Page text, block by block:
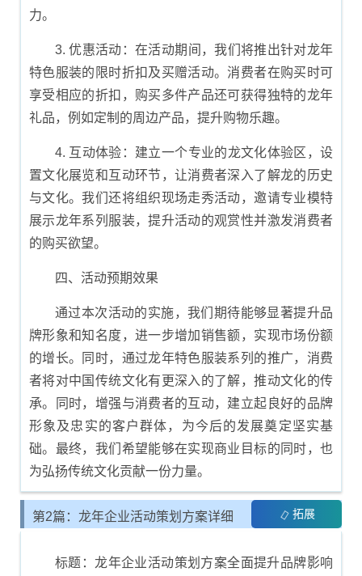
力。
3. 优惠活动：在活动期间，我们将推出针对龙年
特色服装的限时折扣及买赠活动。消费者在购买时可
享受相应的折扣，购买多件产品还可获得独特的龙年
礼品，例如定制的周边产品，提升购物乐趣。
4. 互动体验：建立一个专业的龙文化体验区，设
置文化展览和互动环节，让消费者深入了解龙的历史
与文化。我们还将组织现场走秀活动，邀请专业模特
展示龙年系列服装，提升活动的观赏性并激发消费者
的购买欲望。
四、活动预期效果
通过本次活动的实施，我们期待能够显著提升品
牌形象和知名度，进一步增加销售额，实现市场份额
的增长。同时，通过龙年特色服装系列的推广，消费
者将对中国传统文化有更深入的了解，推动文化的传
承。同时，增强与消费者的互动，建立起良好的品牌
形象及忠实的客户群体，为今后的发展奠定坚实基
础。最终，我们希望能够在实现商业目标的同时，也
为弘扬传统文化贡献一份力量。
第2篇：龙年企业活动策划方案详细 拓展
标题：龙年企业活动策划方案全面提升品牌影响